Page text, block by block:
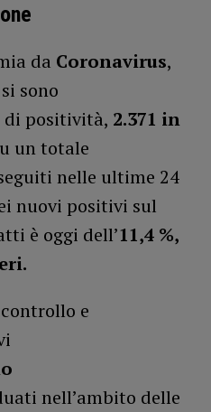
da Coronavirus,
si sono
di positività, 2.371 in
un totale
nelle ultime 24
nuovi positivi sul
è oggi dell’11,4 %,
e
nell’ambito delle